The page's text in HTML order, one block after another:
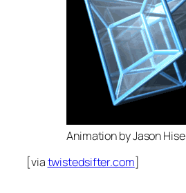
Animation by Jason Hise
[viatwistedsifter.com]